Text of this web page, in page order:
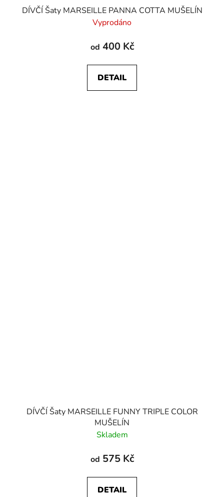
DÍVČÍ Šaty MARSEILLE PANNA COTTA MUŠELÍN
Vyprodáno
od 400 Kč
DETAIL
DÍVČÍ Šaty MARSEILLE FUNNY TRIPLE COLOR
MUŠELÍN
Skladem
od 575 Kč
DETAIL